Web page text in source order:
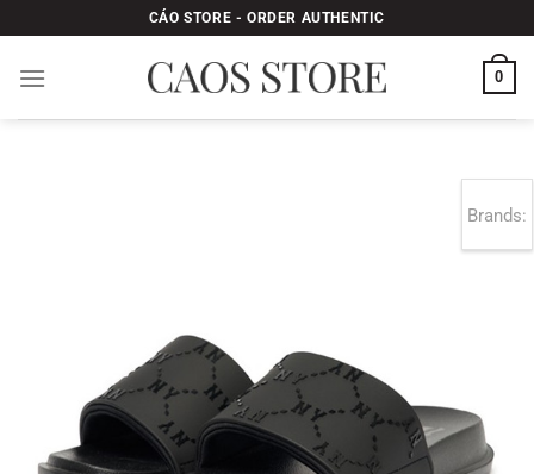
qua
nội
CÁO STORE - ORDER AUTHENTIC
0
Brands: